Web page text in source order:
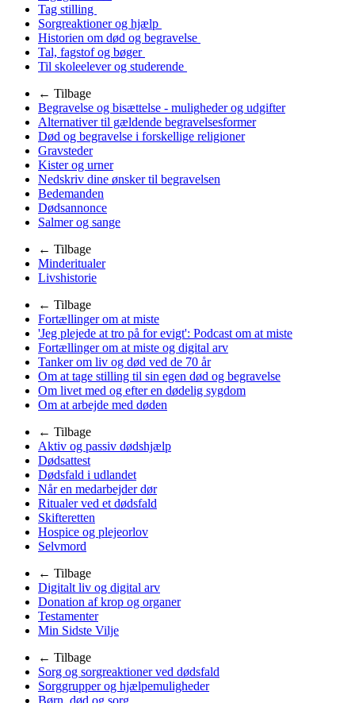
Tag stilling
Sorgreaktioner og hjælp
Historien om død og begravelse
Tal, fagstof og bøger
Til skoleelever og studerende
← Tilbage
Begravelse og bisættelse - muligheder og udgifter
Alternativer til gældende begravelsesformer
Død og begravelse i forskellige religioner
Gravsteder
Kister og urner
Nedskriv dine ønsker til begravelsen
Bedemanden
Dødsannonce
Salmer og sange
← Tilbage
Minderitualer
Livshistorie
← Tilbage
Fortællinger om at miste
'Jeg plejede at tro på for evigt': Podcast om at miste
Fortællinger om at miste og digital arv
Tanker om liv og død ved de 70 år
Om at tage stilling til sin egen død og begravelse
Om livet med og efter en dødelig sygdom
Om at arbejde med døden
← Tilbage
Aktiv og passiv dødshjælp
Dødsattest
Dødsfald i udlandet
Når en medarbejder dør
Ritualer ved et dødsfald
Skifteretten
Hospice og plejeorlov
Selvmord
← Tilbage
Digitalt liv og digital arv
Donation af krop og organer
Testamenter
Min Sidste Vilje
← Tilbage
Sorg og sorgreaktioner ved dødsfald
Sorggrupper og hjælpemuligheder
Børn, død og sorg